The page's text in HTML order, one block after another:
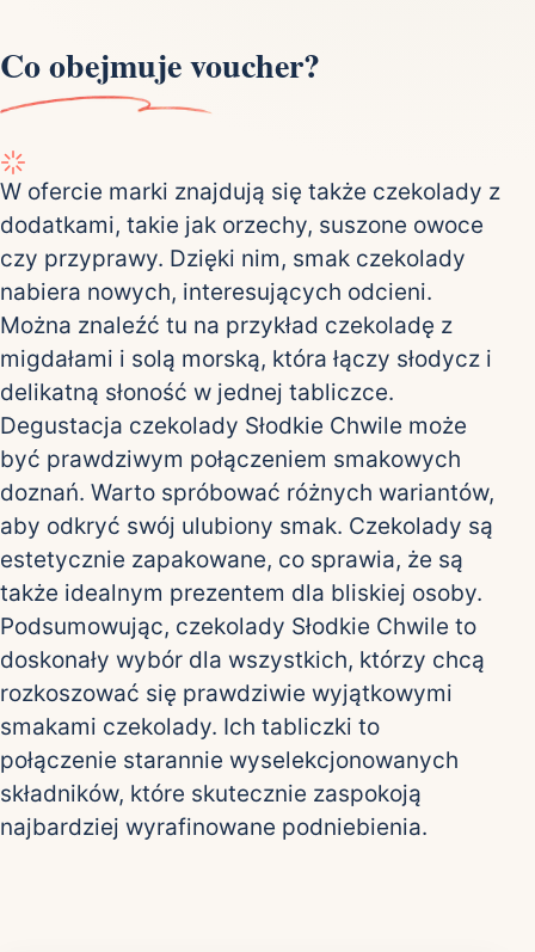
Co obejmuje voucher?
W ofercie marki znajdują się także czekolady z
dodatkami, takie jak orzechy, suszone owoce
czy przyprawy. Dzięki nim, smak czekolady
nabiera nowych, interesujących odcieni.
Można znaleźć tu na przykład czekoladę z
migdałami i solą morską, która łączy słodycz i
delikatną słoność w jednej tabliczce.
Degustacja czekolady Słodkie Chwile może
być prawdziwym połączeniem smakowych
doznań. Warto spróbować różnych wariantów,
aby odkryć swój ulubiony smak. Czekolady są
estetycznie zapakowane, co sprawia, że są
także idealnym prezentem dla bliskiej osoby.
Podsumowując, czekolady Słodkie Chwile to
doskonały wybór dla wszystkich, którzy chcą
rozkoszować się prawdziwie wyjątkowymi
smakami czekolady. Ich tabliczki to
połączenie starannie wyselekcjonowanych
składników, które skutecznie zaspokoją
najbardziej wyrafinowane podniebienia.